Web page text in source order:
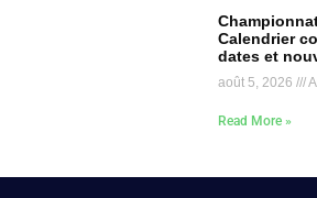
Calendrier
dates et
août 5, 2026
Read More »